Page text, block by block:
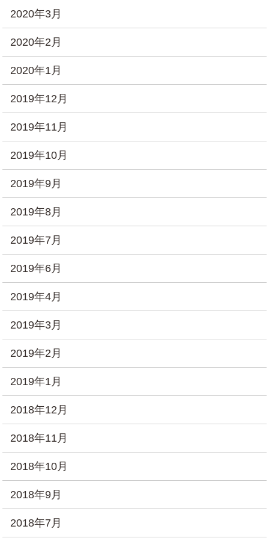
2020年3月
2020年2月
2020年1月
2019年12月
2019年11月
2019年10月
2019年9月
2019年8月
2019年7月
2019年6月
2019年4月
2019年3月
2019年2月
2019年1月
2018年12月
2018年11月
2018年10月
2018年9月
2018年7月